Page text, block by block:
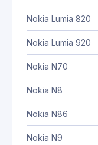
Nokia Lumia 820
Nokia Lumia 920
Nokia N70
Nokia N8
Nokia N86
Nokia N9